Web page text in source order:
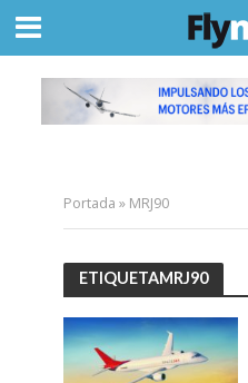
Portada » MRJ90
ETIQUETAMRJ90